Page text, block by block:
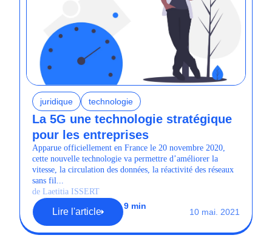
juridique technologie
La 5G une technologie stratégique
pour les entreprises
Apparue officiellement en France le 20 novembre 2020,
cette nouvelle technologie va permettre d’améliorer la
vitesse, la circulation des données, la réactivité des réseaux
sans fil...
de Laetitia ISSERT
Lire l'article
9 min
10 mai. 2021